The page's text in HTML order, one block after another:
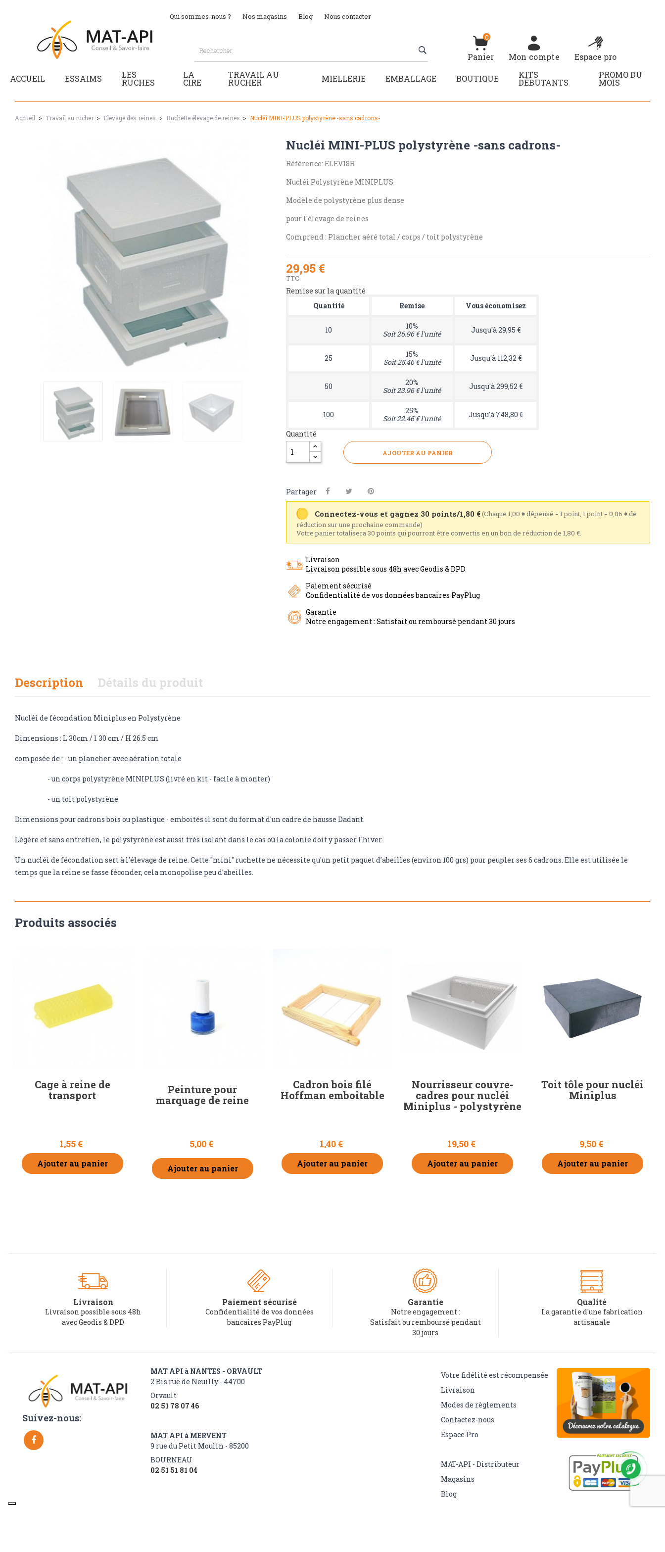
Qui sommes-nous ? Nos magasins Blog Nous contacter
0
Panier Mon compte Espace pro
ACCUEIL ESSAIMS LES
RUCHES
LA
CIRE
TRAVAIL AU
RUCHER MIELLERIE EMBALLAGE BOUTIQUE KITS
DÉBUTANTS
PROMO DU
MOIS
Accueil Travail au rucher Elevage des reines Ruchette élevage de reines Nucléi MINI-PLUS polystyrène -sans cadrons-
Nucléi MINI-PLUS polystyrène -sans cadrons-
Référence: ELEV18R
Nucléi Polystyrène MINIPLUS
Modèle de polystyrène plus dense
pour l'élevage de reines
Comprend : Plancher aéré total / corps / toit polystyrène
29,95 €
TTC
Remise sur la quantité
Quantité
Remise Vous économisez
10
10%
Soit 26.96 € l'unité
Jusqu'à 29,95 €
25
15%
Soit 25.46 € l'unité
Jusqu'à 112,32 €
50
20%
Soit 23.96 € l'unité
Jusqu'à 299,52 €
100
25%
Soit 22.46 € l'unité
Jusqu'à 748,80 €
Quantité
AJOUTER AU PANIER
Partager
Connectez-vous et gagnez 30 points/1,80 €(Chaque 1,00 € dépensé = 1 point, 1 point = 0,06 € de
réduction sur une prochaine commande)
Votre panier totalisera 30 points qui pourront être convertis en un bon de réduction de 1,80 €.
Livraison
Livraison possible sous 48h avec Geodis & DPD
Paiement sécurisé
Confidentialité de vos données bancaires PayPlug
Garantie
Notre engagement : Satisfait ou remboursé pendant 30 jours
Description Détails du produit
Nucléi de fécondation Miniplus en Polystyrène
Dimensions : L 30cm / l 30 cm / H 26.5 cm
composée de : - un plancher avec aération totale
- un corps polystyrène MINIPLUS (livré en kit - facile à monter)
- un toit polystyrène
Dimensions pour cadrons bois ou plastique - emboités il sont du format d'un cadre de hausse Dadant.
Légère et sans entretien, le polystyrène est aussi très isolant dans le cas où la colonie doit y passer l'hiver.
Un nucléi de fécondation sert à l'élevage de reine. Cette "mini" ruchette ne nécessite qu'un petit paquet d'abeilles (environ 100 grs) pour peupler ses 6 cadrons. Elle est utilisée le
temps que la reine se fasse féconder, cela monopolise peu d'abeilles.
Produits associés
Cage à reine de
transport
1,55 €
Ajouter au panier
Peinture pour
marquage de reine
5,00 €
Ajouter au panier
Cadron bois filé
Hoffman emboitable
1,40 €
Ajouter au panier
Nourrisseur couvre-
cadres pour nucléi
Miniplus - polystyrène
19,50 €
Ajouter au panier
Toit tôle pour nucléi
Miniplus
9,50 €
Ajouter au panier
Livraison
Livraison possible sous 48h
avec Geodis & DPD
Paiement sécurisé
Confidentialité de vos données
bancaires PayPlug
Garantie
Notre engagement :
Satisfait ou remboursé pendant
30 jours
Qualité
La garantie d'une fabrication
artisanale
Suivez-nous:
MAT API à NANTES - ORVAULT
2 Bis rue de Neuilly - 44700
Orvault
02 51 78 07 46
MAT API à MERVENT
9 rue du Petit Moulin - 85200
BOURNEAU
02 51 51 81 04
Votre fidélité est récompensée
Livraison
Modes de règlements
Contactez-nous
Espace Pro
MAT-API - Distributeur
Magasins
Blog